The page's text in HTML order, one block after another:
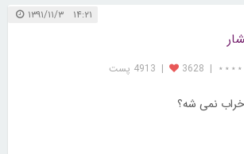
۱۴:۲۱ ۱۳۹۱/۱۱/۳
⋆⋆⋆⋆
|
3628
| 4913 پست
خراب نمی شه؟